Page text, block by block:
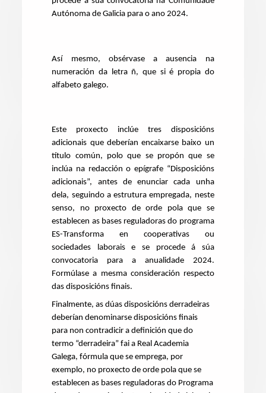
Autónoma de Galicia para o ano 2024.
Así mesmo, obsérvase a ausencia na
numeración da letra ñ, que si é propia do
alfabeto galego.
Este proxecto inclúe tres disposicións
adicionais que deberían encaixarse baixo un
título común, polo que se propón que se
inclúa na redacción o epígrafe “Disposicións
adicionais”, antes de enunciar cada unha
dela, seguindo a estrutura empregada, neste
senso, no proxecto de orde pola que se
establecen as bases reguladoras do programa
ES-Transforma en cooperativas ou
sociedades laborais e se procede á súa
convocatoria para a anualidade 2024.
Formúlase a mesma consideración respecto
das disposicións finais.
Finalmente, as dúas disposicións derradeiras
deberían denominarse disposicións finais
para non contradicir a definición que do
termo “derradeira” fai a Real Academia
Galega, fórmula que se emprega, por
exemplo, no proxecto de orde pola que se
establecen as bases reguladoras do Programa